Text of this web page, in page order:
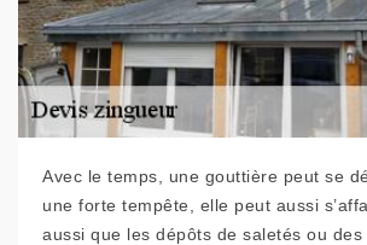
Avec le temps, une gouttière peut se
une forte tempête, elle peut aussi
aussi que les dépôts de saletés ou